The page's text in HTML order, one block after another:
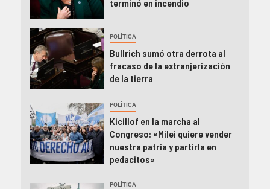
terminó en incendio
POLÍTICA
Bullrich sumó otra derrota al
fracaso de la extranjerización
de la tierra
POLÍTICA
Kicillof en la marcha al
Congreso: «Milei quiere vender
nuestra patria y partirla en
pedacitos»
POLÍTICA